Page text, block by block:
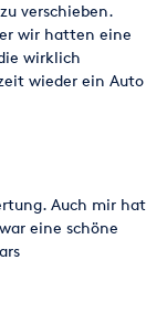
verschieben.
wir hatten eine
wirklich
wieder ein Auto
Auch mir hat
eine schöne